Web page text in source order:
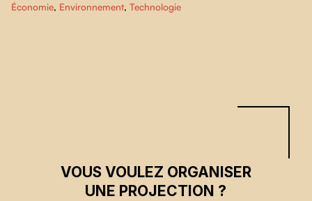
Deep Risingretrace plusieurs décennies de manipulations au profit
Économie, Environnement, Technologie
VOUS VOULEZ ORGANISER
UNE PROJECTION ?